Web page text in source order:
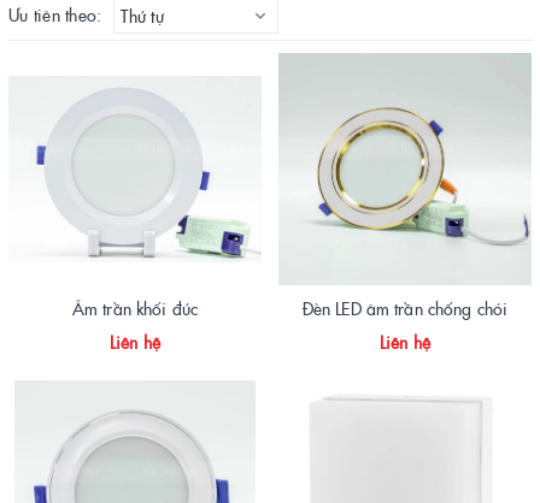
Ưu tiên theo: Thứ tự
Âm trần khối đúc
Liên hệ
Đèn LED âm trần chống chói
Liên hệ